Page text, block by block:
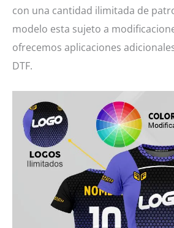
con una cantidad ilimitada de
modelo esta sujeto a
ofrecemos aplicaciones
DTF.